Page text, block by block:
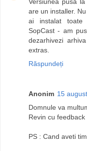
are un installer.
ai instalat toate
SopCast - am
dezarhivezi
extras.
Răspundeți
Anonim 15
Domnule va
Revin cu feedback
PS : Cand aveti